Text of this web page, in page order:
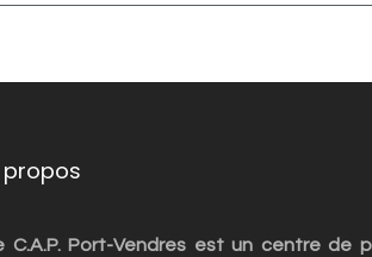
propos
C.A.P. Port-Vendres est un centre de